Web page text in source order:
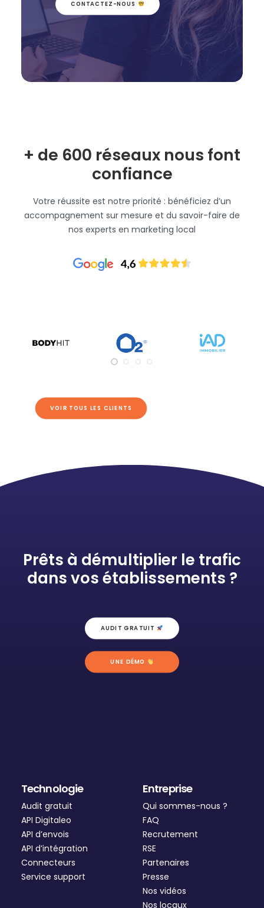
Est-il possible de connecter
Digitaleo à mon CRM actuel ?
Comment mesurer
l'efficacité de mes
campagnes locales ?
CONTACTEZ-NOUS
+ de 600 réseaux nous font
confiance
Votre réussite est notre priorité : bénéficiez d’un
accompagnement sur mesure et du savoir-faire de
nos experts en marketing local
VOIR TOUS LES CLIENTS
Prêts à démultiplier le trafic
dans vos établissements ?
AUDIT GRATUIT
UNE DÉMO
Technologie
Audit gratuit
API Digitaleo
API d’envois
API d’intégration
Connecteurs
Service support
Entreprise
Qui sommes-nous ?
FAQ
Recrutement
RSE
Partenaires
Presse
Nos vidéos
Nos locaux